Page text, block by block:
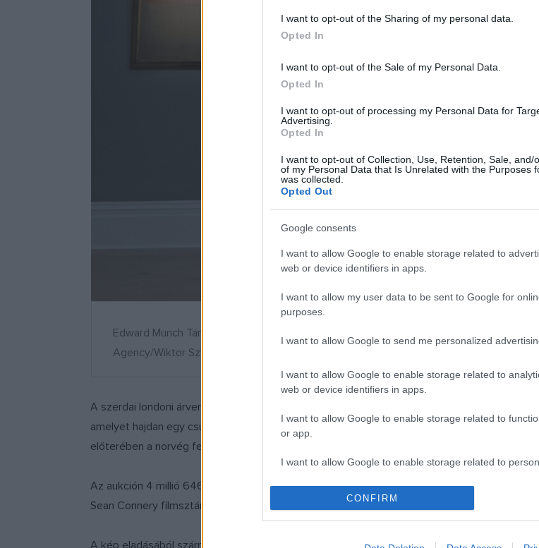
I want to opt-out of the Sharing of my personal data.
Opted In
I want to opt-out of the Sale of my Personal Data.
Opted In
I want to opt-out of processing my Personal Data for
Advertising.
Opted In
I want to opt-out of Collection, Use, Retention, Sale, and/
of my Personal Data that Is Unrelated with the Purposes
was collected.
Opted Out
Google consents
I want to allow Google to enable storage related to
web or device identifiers in apps.
I want to allow my user data to be sent to Google for
purposes.
I want to allow Google to send me personalized
I want to allow Google to enable storage related to
web or device identifiers in apps.
I want to allow Google to enable storage related to
or app.
I want to allow Google to enable storage related to
I want to allow Google to enable storage related to
authentication functionality and fraud prevention, and
CONFIRM
Edward Munch Tánc a tengerparton című négy méter széles festménye a Sotheby's
Agency/Wiktor Szymanowicz
A szerdai londoni árverésen 16,9 millió fontért (7,1 milliárd forint) talált gazdára Edward
amelyet hajdan egy csűrben rejtettek a nácik elől a norvégiai erdők mélyén, és amely
előterében a norvég festő két nagy szerelme látható.
Az aukción 4 millió 646 ezer fontért (közel kétmilliárd forintért) kelt el az egyik legdrágább
Sean Connery filmsztár hagyatékából bocsátottak áruba.
A kép eladásából származó, a vártnál kétszer nagyobb bevételt a Connery Alapítvány kapja.